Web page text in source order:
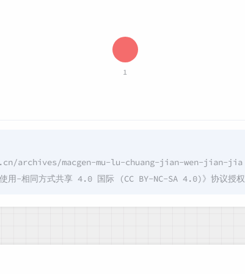
1
archives/macgen-mu-lu-chuang-jian-wen-jian-jia
用-相同方式共享 4.0 国际 (CC BY-NC-SA 4.0)》协议授权